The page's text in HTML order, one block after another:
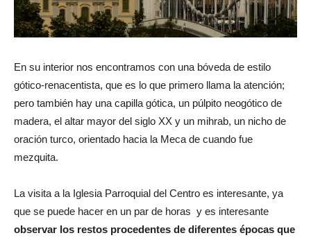
En su interior nos encontramos con una bóveda de estilo
gótico-renacentista, que es lo que primero llama la atención;
pero también hay una capilla gótica, un púlpito neogótico de
madera, el altar mayor del siglo XX y un mihrab, un nicho de
oración turco, orientado hacia la Meca de cuando fue
mezquita.
La visita a la Iglesia Parroquial del Centro es interesante, ya
que se puede hacer en un par de horas y es interesante
observar los restos procedentes de diferentes épocas que